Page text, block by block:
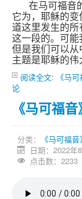
在马可福音
它为，耶稣的
道这里发生的
这一段的。可能
但是我们可以从
主题是耶稣的伟
阅读全文: 《马
论
《马可福
分类：
《马可福
日期：2022年
点击数：2233